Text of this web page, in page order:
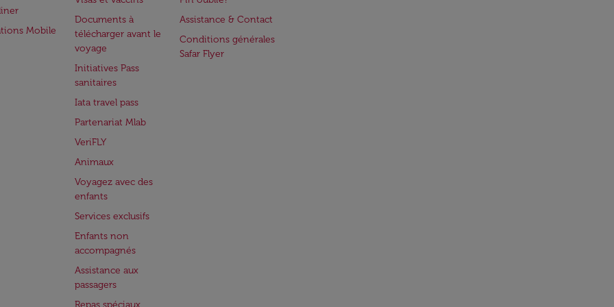
Mobile
Documents à
télécharger avant le
voyage
Initiatives Pass
sanitaires
Iata travel pass
Partenariat Mlab
VeriFLY
Animaux
Voyagez avec des
enfants
Services exclusifs
Enfants non
accompagnés
Assistance aux
passagers
Repas spéciaux
Assistance & Contact
Conditions générales
Safar Flyer